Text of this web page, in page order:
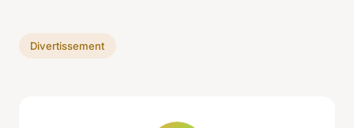
Divertissement